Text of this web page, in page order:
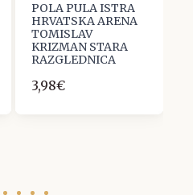
POLA PULA ISTRA
HRVATSKA ARENA
TOMISLAV
KRIZMAN STARA
RAZGLEDNICA
3,98€